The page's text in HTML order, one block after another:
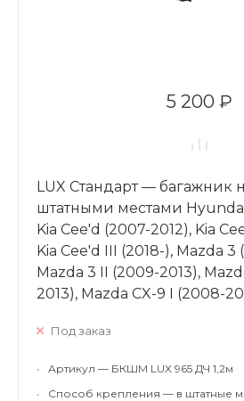
5 200 ₽
LUX Стандарт — багажник
штатными местами Hyundai
Kia Cee'd (2007-2012), Kia
Kia Cee'd III (2018-), Mazda
Mazda 3 II (2009-2013),
2013), Mazda CX-9 I (2008-
Под заказ
•
Артикул — БКШМ LUX 965 ДЧ 1,2м
•
Способ крепления — в штатные